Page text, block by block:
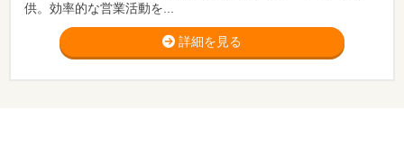
供。効率的な営業活動を...
詳細を見る